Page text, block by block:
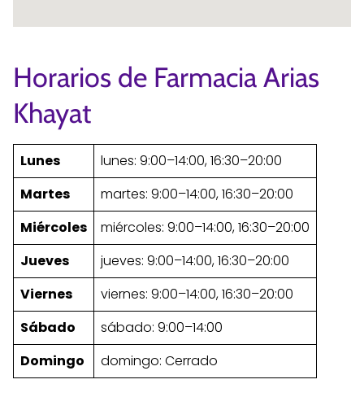
Horarios de Farmacia Arias
Khayat
Lunes
lunes: 9:00–14:00, 16:30–20:00
Martes
martes: 9:00–14:00, 16:30–20:00
Miércoles
miércoles: 9:00–14:00, 16:30–20:00
Jueves
jueves: 9:00–14:00, 16:30–20:00
Viernes
viernes: 9:00–14:00, 16:30–20:00
Sábado
sábado: 9:00–14:00
Domingo
domingo: Cerrado